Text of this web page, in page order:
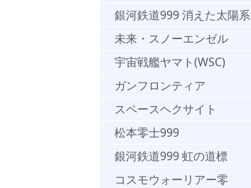
銀河鉄道999 消えた太陽系
未来・スノーエンゼル
宇宙戦艦ヤマト(WSC)
ガンフロンティア
スペースヘクサイト
松本零士999
銀河鉄道999 虹の道標
コスモウォーリアー零